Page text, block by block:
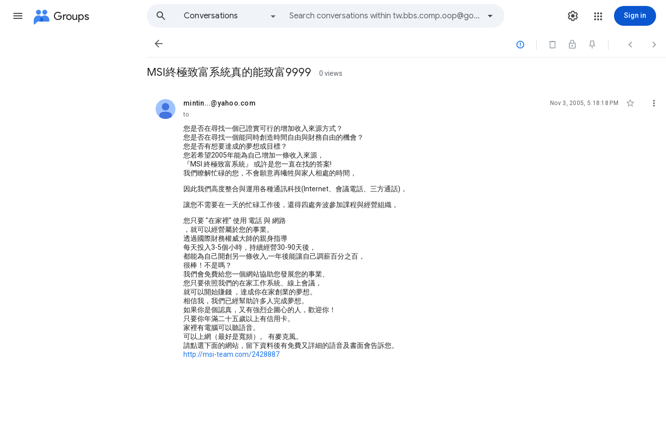
Groups
Conversations
Sign in
   
MSI終極致富系統真的能致富9999 0 views
mintin...@yahoo.com
unread, Nov 3, 2005, 5:18:18 PM  
to
您是否在尋找一個已證實可行的增加收入來源方式？
您是否在尋找一個能同時創造時間自由與財務自由的機會？
您是否有想要達成的夢想或目標？
您若希望2005年能為自己增加一條收入來源，
『MSI 終極致富系統』 或許是您一直在找的答案!
我們瞭解忙碌的您，不會願意再犧牲與家人相處的時間，
因此我們高度整合與運用各種通訊科技(Internet、會議電話、三方通話)，
讓您不需要在一天的忙碌工作後，還得四處奔波參加課程與經營組織，
您只要 "在家裡" 使用 電話 與 網路
，就可以經營屬於您的事業。
透過國際財務權威大師的親身指導
每天投入3-5個小時，持續經營30-90天後，
都能為自己開創另一條收入,一年後能讓自己調薪百分之百，
很棒！不是嗎？
我們會免費給您一個網站協助您發展您的事業、
您只要依照我們的在家工作系統、線上會議，
就可以開始賺錢 ，達成你在家創業的夢想。
相信我，我們已經幫助許多人完成夢想。
如果你是個認真，又有強烈企圖心的人，歡迎你！
只要你年滿二十五歲以上有信用卡。
家裡有電腦可以聽語音。
可以上網（最好是寬頻）。 有麥克風。
請點選下面的網站，留下資料後有免費又詳細的語音及書面會告訴您。
http://msi-team.com/2428887